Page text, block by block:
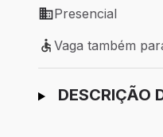
Modelo de trabalho:
Presencial
Vaga também para
Vaga também
Ir para candidatura
DESCRIÇÃO